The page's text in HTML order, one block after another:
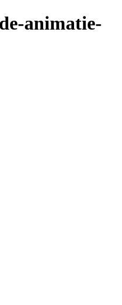
animatie-